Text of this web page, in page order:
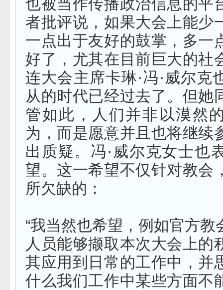
也被当作传播政治信息的平
者批评说，如果大会上能少
一点出于友好的鼓掌，多一
好了，尤其在目前巨大的社
连大会主席卡琳·冯·威尔克
从的时代已经过去了。但她
管如此，人们并非以漠然
为，而是愿意并且也将继续
出质疑。冯·威尔克女士也
望。这一希望不仅针对教会
所欠缺的：
“我当然也希望，例如官方教
人员能够撷取本次大会上的
其应用到日常的工作中，并
什么我们工作中某些方面不